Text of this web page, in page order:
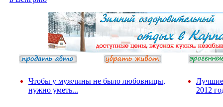
Чтобы у мужчины не было любовницы,
нужно уметь...
Лучшие
2012